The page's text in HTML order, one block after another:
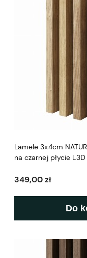
Lamele 3x4cm
na czarnej płycie L3D
349,00 zł
Do